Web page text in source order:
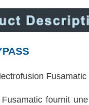
Fusamatic
fournit